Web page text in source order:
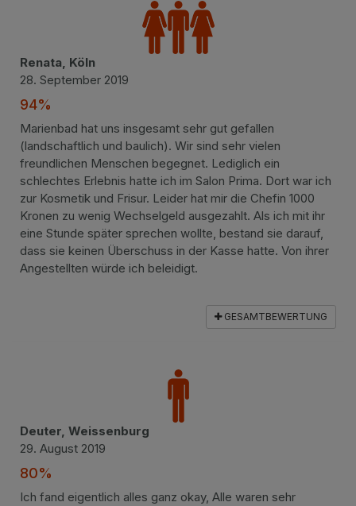
Renata, Köln
28. September 2019
94%
Marienbad hat uns insgesamt sehr gut gefallen
(landschaftlich und baulich). Wir sind sehr vielen
freundlichen Menschen begegnet. Lediglich ein
schlechtes Erlebnis hatte ich im Salon Prima. Dort war ich
zur Kosmetik und Frisur. Leider hat mir die Chefin 1000
Kronen zu wenig Wechselgeld ausgezahlt. Als ich mit ihr
eine Stunde später sprechen wollte, bestand sie darauf,
dass sie keinen Überschuss in der Kasse hatte. Von ihrer
Angestellten würde ich beleidigt.
GESAMTBEWERTUNG
Deuter, Weissenburg
29. August 2019
80%
Ich fand eigentlich alles ganz okay, Alle waren sehr